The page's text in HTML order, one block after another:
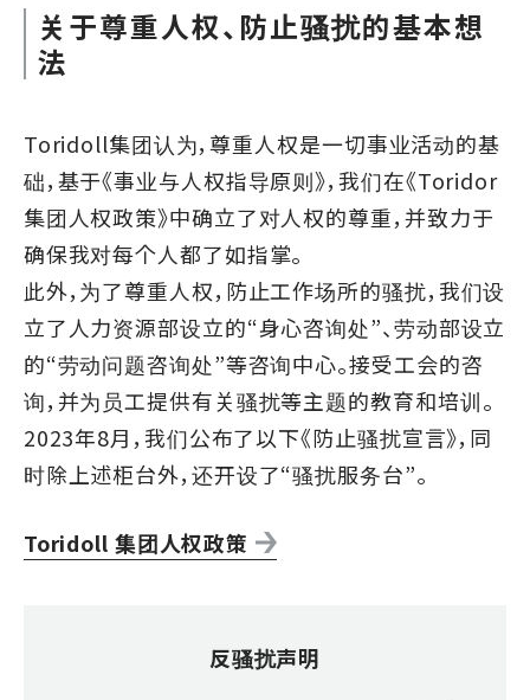
关于尊重人权、防止骚扰的基本想
法
Toridoll集团认为，尊重人权是一切事业活动的基
础，基于《事业与人权指导原则》，我们在《Toridor
集团人权政策》中确立了对人权的尊重，并致力于
确保我对每个人都了如指掌。
此外，为了尊重人权，防止工作场所的骚扰，我们设
立了人力资源部设立的“身心咨询处”、劳动部设立
的“劳动问题咨询处”等咨询中心。接受工会的咨
询，并为员工提供有关骚扰等主题的教育和培训。
2023年8月，我们公布了以下《防止骚扰宣言》，同
时除上述柜台外，还开设了“骚扰服务台”。
Toridoll 集团人权政策
反骚扰声明